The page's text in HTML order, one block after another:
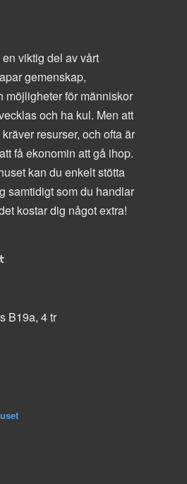
viktig del av vårt
gemenskap,
möjligheter för människor
och ha kul. Men att
resurser, och ofta är
få ekonomin att gå ihop.
kan du enkelt stötta
samtidigt som du handlar
kostar dig något extra!
B19a, 4 tr